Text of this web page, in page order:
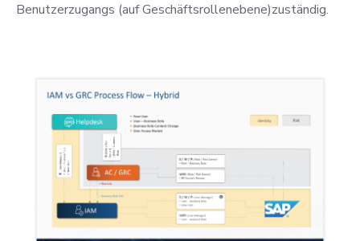
Benutzerzugangs (auf Geschäftsrollenebene)zuständig.